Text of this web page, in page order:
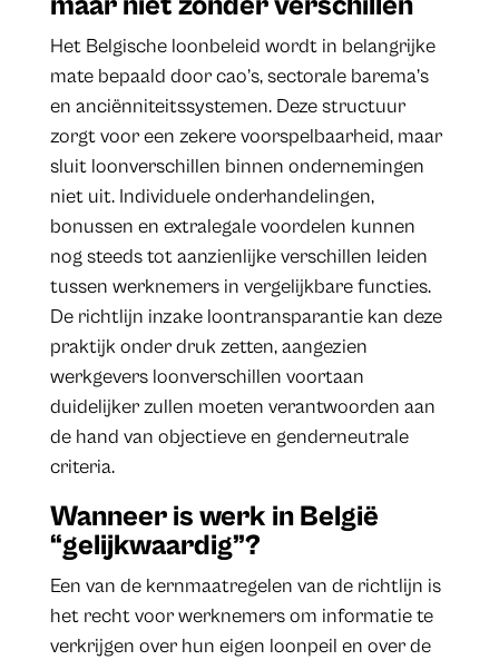
Het Belgische loonbeleid wordt in belangrijke
mate bepaald door cao’s, sectorale barema’s
en anciënniteitssystemen. Deze structuur
zorgt voor een zekere voorspelbaarheid, maar
sluit loonverschillen binnen ondernemingen
niet uit. Individuele onderhandelingen,
bonussen en extralegale voordelen kunnen
nog steeds tot aanzienlijke verschillen leiden
tussen werknemers in vergelijkbare functies.
De richtlijn inzake loontransparantie kan deze
praktijk onder druk zetten, aangezien
werkgevers loonverschillen voortaan
duidelijker zullen moeten verantwoorden aan
de hand van objectieve en genderneutrale
criteria.
Wanneer is werk in België
“gelijkwaardig”?
Een van de kernmaatregelen van de richtlijn is
het recht voor werknemers om informatie te
verkrijgen over hun eigen loonpeil en over de